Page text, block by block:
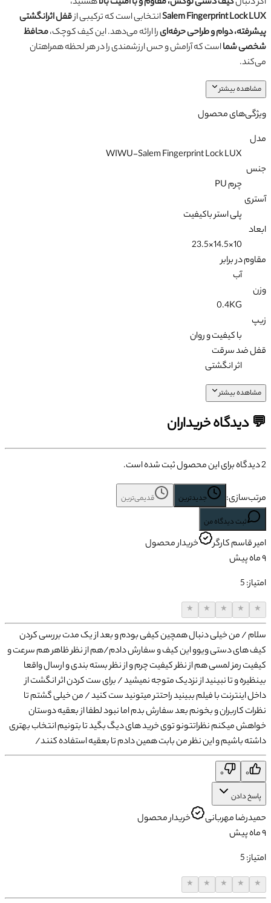
Salem Fingerprint Lock LUXانتخابی است که ترکیبی ازقفل اثرانگشتی
پیشرفته، دوام و طراحی حرفه‌ایرا ارائه می‌دهد. این کیف کوچک،محافظ
شخصی شمااست که آرامش و حس ارزشمندی را در هر لحظه همراهتان
می‌کند.
مشاهده بیشتر
ویژگی‌های محصول
مدل
WIWU-Salem Fingerprint Lock LUX
جنس
چرم PU
آستری
پلی استر باکیفیت
ابعاد
10×14.5×23.5
مقاوم در برابر
آب
وزن
0.4KG
زیپ
با کیفیت و روان
قفل ضد سرقت
اثر انگشتی
مشاهده بیشتر
💬 دیدگاه خریداران
2دیدگاه برای این محصول ثبت شده است.
مرتب‌سازی: جدیدترین
قدیمی‌ترین
ثبت دیدگاه من
امیر قاسمکارگر
خریدار محصول
۹ ماه پیش
امتیاز:5
★
★
★
★
★
سلام / من خیلی دنبال همچین کیفی بودم و بعد از یک مدت بررسی کردن
کیف های دستی ویوو این کیف و سفارش دادم/هم از نظر ظاهر هم سرعت و
کیفیت رمز لمسی هم از نظر کیفیت چرم و از نظر بسته بندی و ارسال واقعا
بینظیره و تا نبینید از نزدیک متوجه نمیشید / برای ست کردن اثر انگشت از
داخل اینترنت با فیلم ببینید راحتتر میتونید ست کنید / من خیلی گشتم تا
نظرات کاربران و بخونم بعد سفارش بدم اما نبود لطفا از بعقیه دوستان
خواهش میکنم نظراتتونو توی خرید های دیگ بگید تا بتونیم انتخاب بهتری
داشته باشیم و این نظر من بابت همین دادم تا بعقیه استفاده کنند/
۰
۰
پاسخ دادن
حمیدرضامهربانی
خریدار محصول
۹ ماه پیش
امتیاز:5
★
★
★
★
★